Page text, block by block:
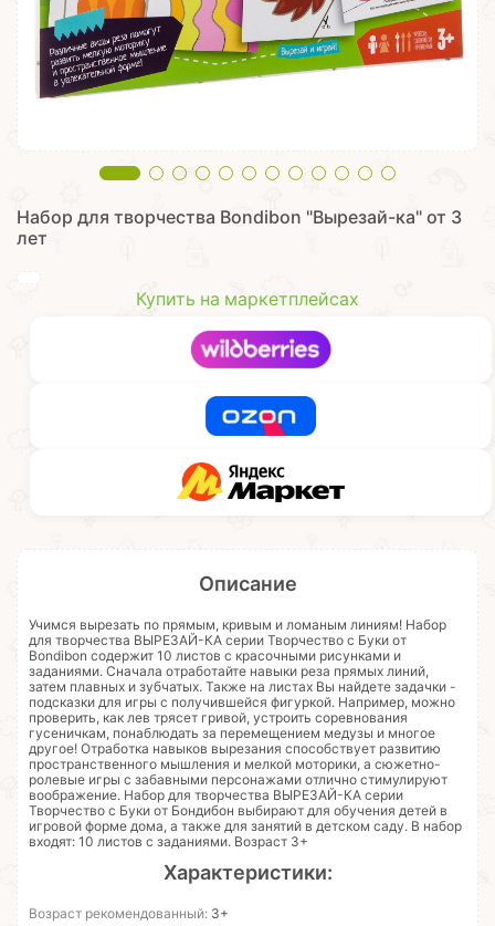
Набор для творчества Bondibon "Вырезай-ка" от 3
лет
Купить на маркетплейсах
Описание
Учимся вырезать по прямым, кривым и ломаным линиям! Набор
для творчества ВЫРЕЗАЙ-КА серии Творчество с Буки от
Bondibon содержит 10 листов с красочными рисунками и
заданиями. Сначала отработайте навыки реза прямых линий,
затем плавных и зубчатых. Также на листах Вы найдете задачки -
подсказки для игры с получившейся фигуркой. Например, можно
проверить, как лев трясет гривой, устроить соревнования
гусеничкам, понаблюдать за перемещением медузы и многое
другое! Отработка навыков вырезания способствует развитию
пространственного мышления и мелкой моторики, а сюжетно-
ролевые игры с забавными персонажами отлично стимулируют
воображение. Набор для творчества ВЫРЕЗАЙ-КА серии
Творчество с Буки от Бондибон выбирают для обучения детей в
игровой форме дома, а также для занятий в детском саду. В набор
входят: 10 листов с заданиями. Возраст 3+
Характеристики:
Возраст рекомендованный: 3+